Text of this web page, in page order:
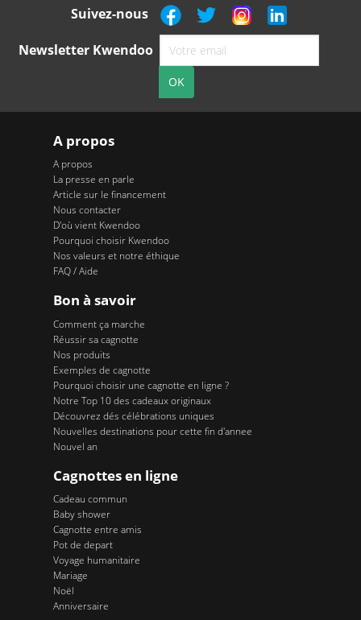
Suivez-nous
Newsletter Kwendoo
A propos
A propos
La presse en parle
Article sur le financement
Nous contacter
D'où vient Kwendoo
Pourquoi choisir Kwendoo
Nos valeurs et notre éthique
FAQ / Aide
Bon à savoir
Comment ça marche
Réussir sa cagnotte
Nos produits
Exemples de cagnotte
Pourquoi choisir une cagnotte en ligne ?
Notre Top 10 des cadeaux originaux
Découvrez dés célébrations uniques
Nouvelles destinations pour cette fin d'annee
Nouvel an
Cagnottes en ligne
Cadeau commun
Baby shower
Cagnotte entre amis
Pot de depart
Voyage humanitaire
Mariage
Noël
Anniversaire